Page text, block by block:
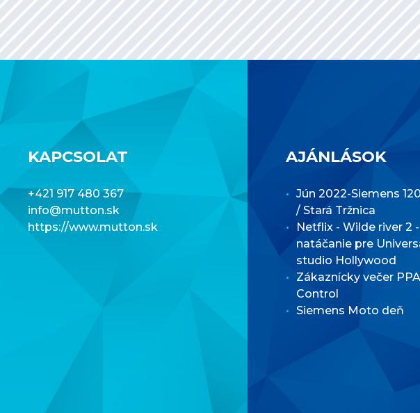
KAPCSOLAT
+421 917 480 367
info@mutton.sk
https://www.mutton.sk
AJÁNLÁSOK
Jún 2022-Siemens
/ Stará Tržnica
Netflix - Wilde river 2 -
natáčanie pre
studio Hollywood
Zákaznícky večer PPA
Control
Siemens Moto deň